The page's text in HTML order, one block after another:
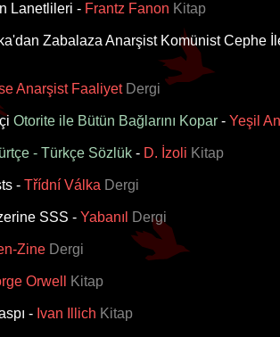
Lanetlileri - Frantz Fanon Kitap
Zabalaza Anarşist Komünist Cephe
Anarşist FaaliyetDergi
Otorite ile Bütün Bağlarını Kopar - Yeşil
- Türkçe Sözlük - D. İzoli Kitap
- Třídní Válka Dergi
SSS - Yabanıl Dergi
Zine Dergi
Orwell Kitap
- Ivan Illich Kitap